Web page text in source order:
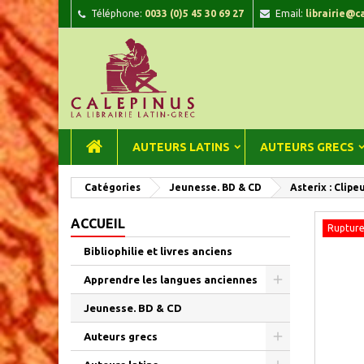
Téléphone: 0033 (0)5 45 30 69 27 Email:
AUTEURS LATINS AUTEURS GRECS
Catégories Jeunesse. BD & CD Asterix :
ACCUEIL
Bibliophilie et livres anciens
Apprendre les langues anciennes
Jeunesse. BD & CD
Auteurs grecs